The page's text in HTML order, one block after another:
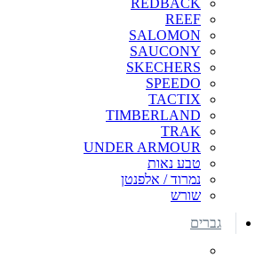
REEF
SALOMON
SAUCONY
SKECHERS
SPEEDO
TACTIX
TIMBERLAND
TRAK
UNDER ARMOUR
טבע נאות
נמרוד / אלפנטן
שורש
גברים